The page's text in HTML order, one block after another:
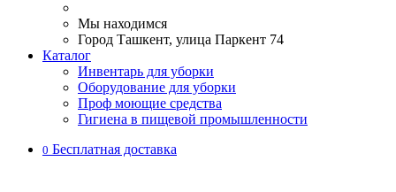
Мы находимся
Город Ташкент, улица Паркент 74
Каталог
Инвентарь для уборки
Оборудование для уборки
Проф моющие средства
Гигиена в пищевой промышленности
0 Бесплатная доставка